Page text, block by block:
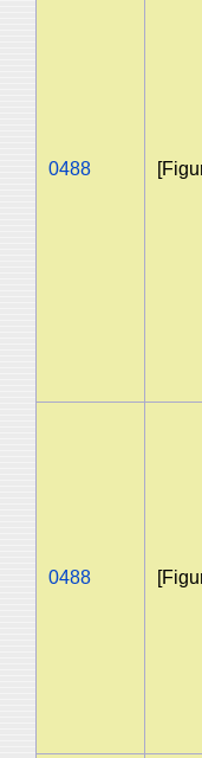
0488
0488